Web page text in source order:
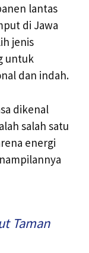
lantas
di Jawa
jenis
untuk
dan indah.
dikenal
salah satu
energi
Taman